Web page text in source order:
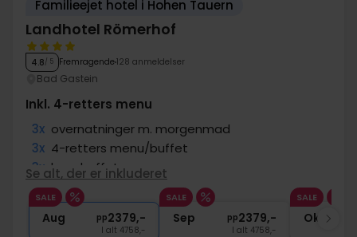
Familieejet hotel i Hohen Tauern
Landhotel Römerhof
4.8/ 5 Fremragende128 anmeldelser
Bad Gastein
Inkl. 4-retters menu
3x overnatninger m. morgenmad
3x 4-retters menu/buffet
3x kagebuffet
∞ Adgang til wellness og fitness
1x El-cykelleje (1 dag)
Se alt, der er inkluderet
SALE
Aug pp2379,-
I alt 4758,-
SALE
Sep pp2379,-
I alt 4758,-
SALE
Okt